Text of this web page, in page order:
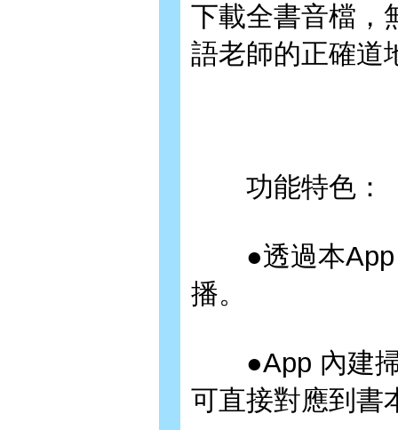
下載全書音檔，
語老師的正確道
功能特色：
●透過本App
播。
●App 內建掃
可直接對應到書